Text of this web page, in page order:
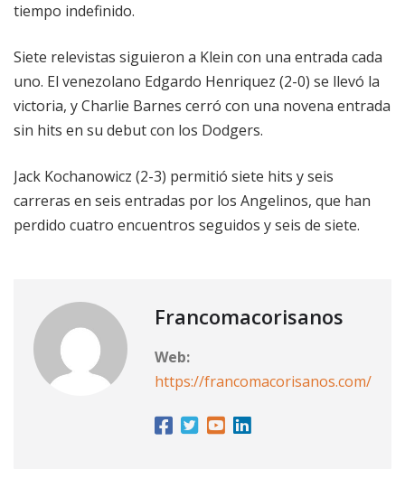
tiempo indefinido.
Siete relevistas siguieron a Klein con una entrada cada
uno. El venezolano Edgardo Henriquez (2-0) se llevó la
victoria, y Charlie Barnes cerró con una novena entrada
sin hits en su debut con los Dodgers.
Jack Kochanowicz (2-3) permitió siete hits y seis
carreras en seis entradas por los Angelinos, que han
perdido cuatro encuentros seguidos y seis de siete.
Francomacorisanos
Web:
https://francomacorisanos.com/